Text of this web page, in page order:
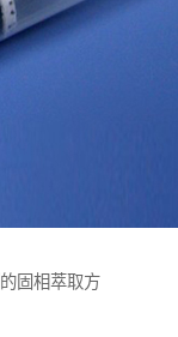
固相萃取方